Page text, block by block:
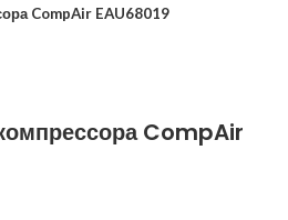
CompAir EAU68019
CompAir